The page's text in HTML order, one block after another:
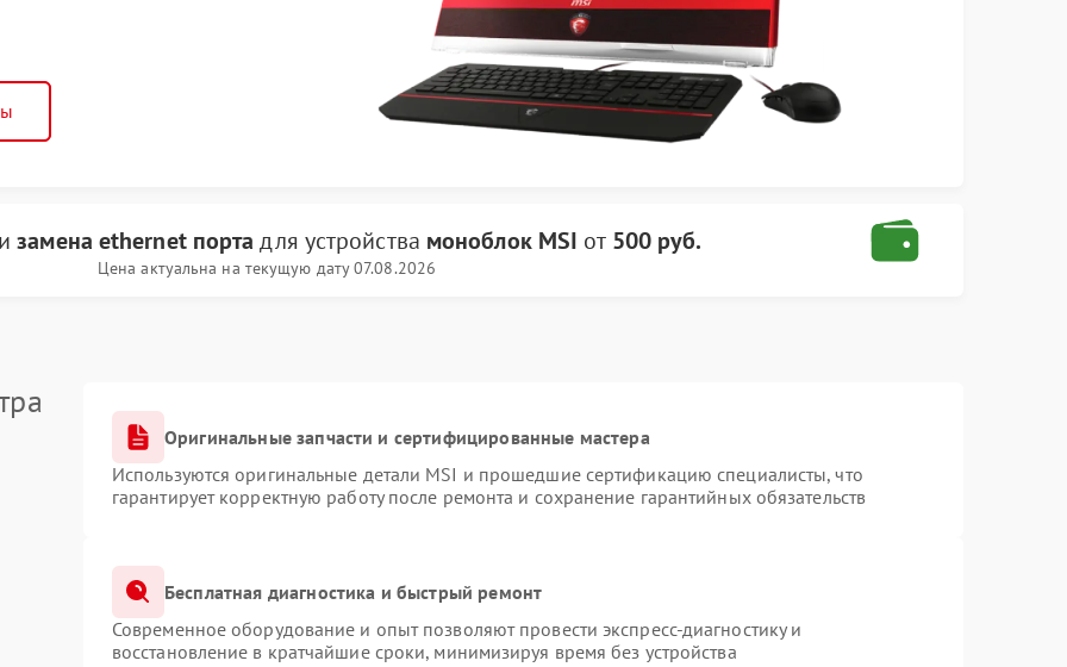
замена ethernet порта для устройства моноблок MSI от 500 руб.
Цена актуальна на текущую дату 07.08.2026
Оригинальные запчасти и сертифицированные мастера
Используются оригинальные детали MSI и прошедшие сертификацию специалисты, что
гарантирует корректную работу после ремонта и сохранение гарантийных обязательств
Бесплатная диагностика и быстрый ремонт
Современное оборудование и опыт позволяют провести экспресс-диагностику и
восстановление в кратчайшие сроки, минимизируя время без устройства